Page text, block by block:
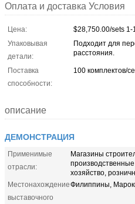
Оплата и доставка Условия
Цена:
$28,750.00/sets 1-
Упаковывая
детали:
Подходит для
расстояния.
Поставка
способности:
100 комплектов/
описание
ДЕМОНСТРАЦИЯ
Применимые
отрасли:
Магазины
хозяйство,
Местонахождение
выставочного
Филиппины,